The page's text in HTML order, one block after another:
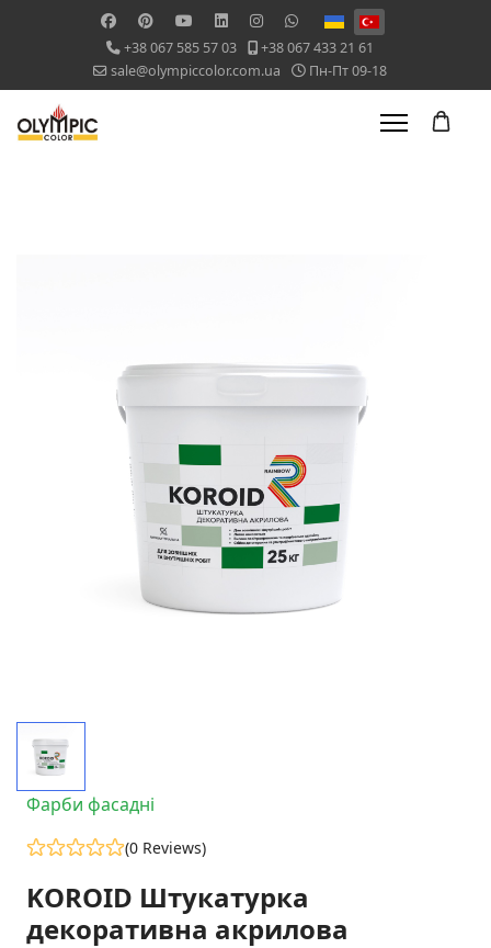
Dilinizi seçin
+38 067 585 57 03
+38 067 433 21 61
sale@olympiccolor.com.ua
Пн-Пт 09-18
Фарби фасадні
(0 Reviews)
KOROID Штукатурка
декоративна акрилова